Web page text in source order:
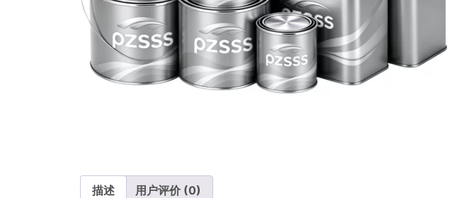
描述 用户评价 (0)